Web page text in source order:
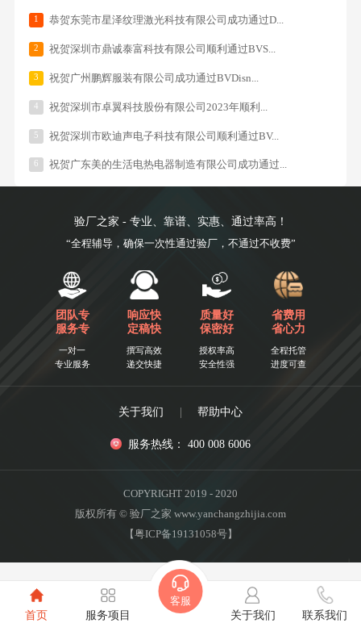
1 恭贺东莞市星泽纹理激光科技有限公司成功通过D...
2 祝贺深圳市鼎诚泰富科技有限公司顺利通过BVS...
3 祝贺广州鹏辉服装有限公司成功通过BVDisn...
4 祝贺深圳市卓翼科技股份有限公司2023年顺利...
5 祝贺深圳市欧迪声电子科技有限公司顺利通过BV...
6 祝贺广东美的生活电热电器制造有限公司成功通过...
首页 服务项目
客服
关于我们 联系我们
验厂之家 - 专业、靠谱、实惠、通过率高！
“全程辅导，确保一次性通过验厂，不通过不收费”
团队专
服务专
一对一
专业服务
响应快
定稿快
撰写高效
递交快捷
质量好
保密好
授权率高
安全性强
省费用
省心力
全程托管
进度可查
关于我们 | 帮助中心
服务热线： 400 008 6006
COPYRIGHT 2019 - 2020
版权所有 © 验厂之家 www.yanchangzhijia.com
【粤ICP备19131058号】